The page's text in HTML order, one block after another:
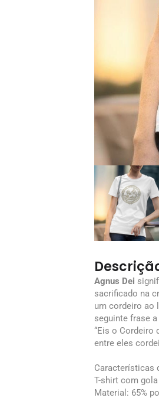
Agnus Dei
sacrificado na
um cordeiro ao
seguinte frase
“Eis o Cordeiro
entre eles
Características
T-shirt com
Material: 65%